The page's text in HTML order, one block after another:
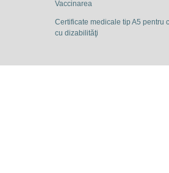
Vaccinarea
Certificate medicale tip A5 pentru
cu dizabilităţi